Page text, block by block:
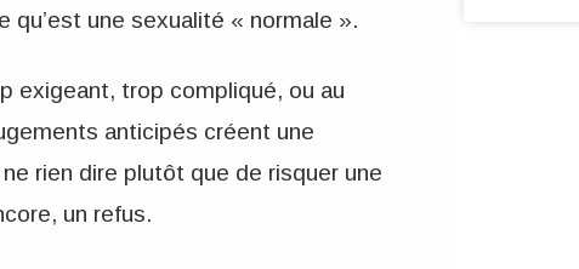
une sexualité « normale ».
exigeant, trop compliqué, ou au
anticipés créent une
rien dire plutôt que de risquer une
un refus.